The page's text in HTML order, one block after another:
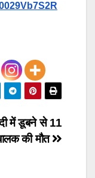
में डूबने से 11
की मौत